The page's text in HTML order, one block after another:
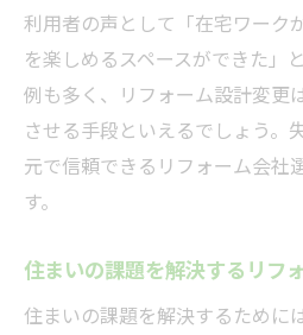
利用者の声として「在宅ワーク
を楽しめるスペースができた」
例も多く、リフォーム設計変更
させる手段といえるでしょう。
元で信頼できるリフォーム会社
す。
住まいの課題を解決するリフ
住まいの課題を解決するために